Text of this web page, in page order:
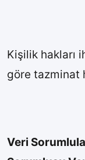
Kişilik hakları
göre tazminat
Veri